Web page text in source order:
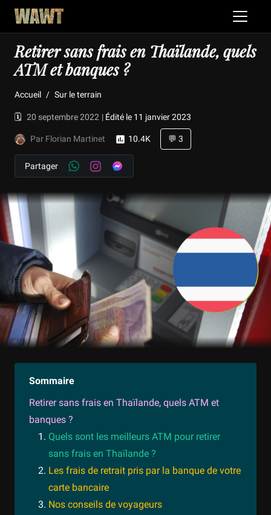
Retirer sans frais en Thaïlande, quels
ATM et banques ?
Accueil Sur le terrain
🗓️ 20 septembre 2022 | Édité le 11 janvier 2023
Par Florian Martinet 10.4K 💬 3
Partager
Sommaire
Retirer sans frais en Thaïlande, quels ATM et
banques ?
Quels sont les meilleurs ATM pour retirer
sans frais en Thaïlande ?
Les frais de retrait pris par la banque de votre
carte bancaire
Nos conseils de voyageurs